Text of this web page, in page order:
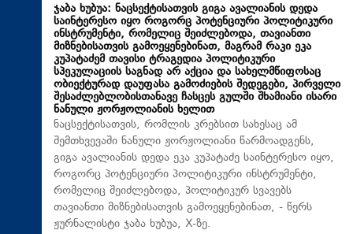
ჯაბა ხუბუა: ნაცსექტისათვის გიგა ავალიანის დედა
საინტერესო იყო როგორც პოტენციური პოლიტიკური
ინსტრუმენტი, რომელიც შეიძლებოდა, თავიანთი
მიზნებისათვის გამოეყენებინათ, მაგრამ რაკი ეკა
კუპატაძემ თავისი ტრაგედია პოლიტიკური
სპეკულაციის საგნად არ აქცია და სახელმწიფოსაც
ობიექტურად დაუფასა გამოძიების შედეგები, პირველი
შესაძლებლობისთანავე ჩასცეს გულში შხამიანი ისარი
ნანული ჟორჟოლიანის ხელით
ნაცსექტისათვის, რომლის კრებსით სახესაც ამ
შემთხვევაში ნანული ჟორჟოლიანი წარმოადგენს,
გიგა ავალიანის დედა ეკა კუპატაძე საინტერესო იყო,
როგორც პოტენციური პოლიტიკური ინსტრუმენტი,
რომელიც შეიძლებოდა, პოლიტიკურ სვავებს
თავიანთი მიზნებისათვის გამოეყენებინათ, - წერს
ჟურნალისტი ჯაბა ხუბუა, X-ზე.